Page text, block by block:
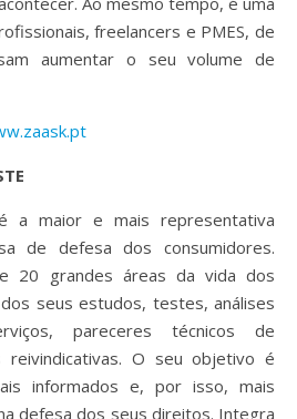
freelancers e PMES, de
aumentar o seu volume de
é a maior e mais representativa
de defesa dos consumidores.
20 grandes áreas da vida dos
seus estudos, testes, análises
pareceres técnicos de
reivindicativas. O seu objetivo é
informados e, por isso, mais
defesa dos seus direitos. Integra